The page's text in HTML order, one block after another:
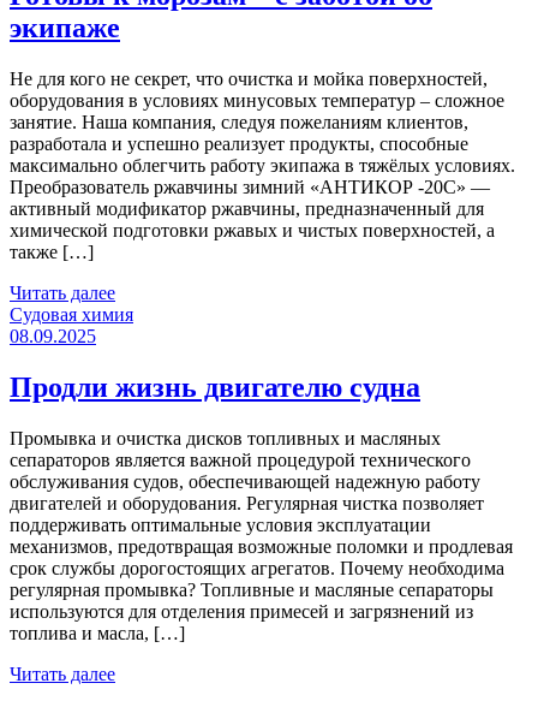
экипаже
Не для кого не секрет, что очистка и мойка поверхностей,
оборудования в условиях минусовых температур – сложное
занятие. Наша компания, следуя пожеланиям клиентов,
разработала и успешно реализует продукты, способные
максимально облегчить работу экипажа в тяжёлых условиях.
Преобразователь ржавчины зимний «АНТИКОР -20С» —
активный модификатор ржавчины, предназначенный для
химической подготовки ржавых и чистых поверхностей, а
также […]
Читать далее
Категории
Судовая химия
08.09.2025
Продли жизнь двигателю судна
Промывка и очистка дисков топливных и масляных
сепараторов является важной процедурой технического
обслуживания судов, обеспечивающей надежную работу
двигателей и оборудования. Регулярная чистка позволяет
поддерживать оптимальные условия эксплуатации
механизмов, предотвращая возможные поломки и продлевая
срок службы дорогостоящих агрегатов. Почему необходима
регулярная промывка? Топливные и масляные сепараторы
используются для отделения примесей и загрязнений из
топлива и масла, […]
Читать далее